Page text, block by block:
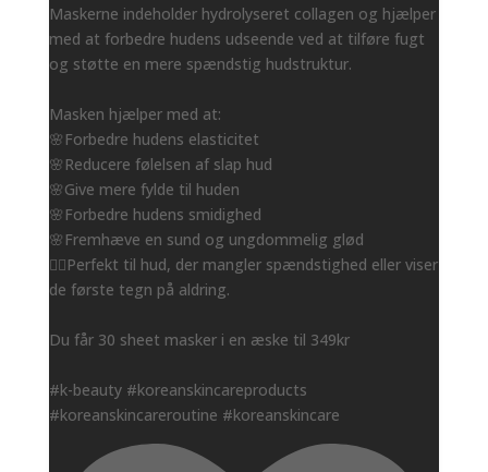
Maskerne indeholder hydrolyseret collagen og hjælper
med at forbedre hudens udseende ved at tilføre fugt
og støtte en mere spændstig hudstruktur.
Masken hjælper med at:
🌸Forbedre hudens elasticitet
🌸Reducere følelsen af slap hud
🌸Give mere fylde til huden
🌸Forbedre hudens smidighed
🌸Fremhæve en sund og ungdommelig glød
👌🏻Perfekt til hud, der mangler spændstighed eller viser
de første tegn på aldring.
Du får 30 sheet masker i en æske til 349kr
#k-beauty #koreanskincareproducts
#koreanskincareroutine #koreanskincare